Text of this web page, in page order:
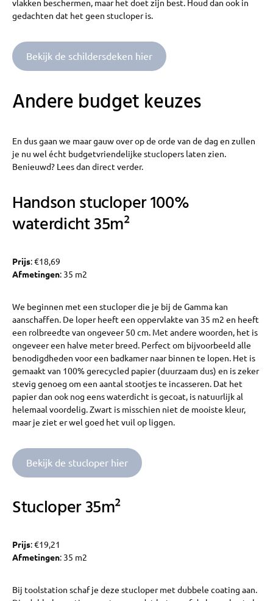
vlakken beschermen, maar het doet zijn best. Houd dan ook in
gedachten dat het geen stucloper is.
Bekijk de schildersdeken hier
Andere budget keuzes
En dus gaan we maar gauw over op de orde van de dag en zullen
je nu wel écht budgetvriendelijke stuclopers laten zien.
Benieuwd? Lees dan direct verder.
Handson stucloper 100%
waterdicht 35m²
Prijs: €18,69
Afmetingen: 35 m2
We beginnen met een stucloper die je bij de Gamma kan
aanschaffen. De loper heeft een oppervlakte van 35 m2 en heeft
een rolbreedte van ongeveer 50 cm. Met andere woorden, het is
ongeveer een halve meter breed. Perfect om bijvoorbeeld alle
benodigdheden voor een badkamer naar binnen te lopen. Het is
gemaakt van 100% gerecycled papier (duurzaam dus) en is zeker
stevig genoeg om een aantal stootjes te incasseren. Dat het
papier dan ook nog eens waterdicht is gecoat, is natuurlijk al
helemaal voordelig. Zwart is misschien niet de mooiste kleur,
maar je ziet er wel goed het vuil op liggen.
Bekijk de stucloper hier
Stucloper 35m²
Prijs: €19,21
Afmetingen: 35 m2
Bij toolstation schaf je deze stucloper met dubbele coating aan.